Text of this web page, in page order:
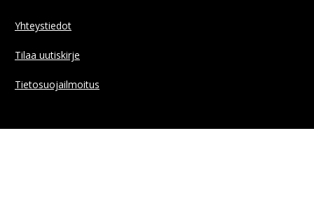
Yhteystiedot
Tilaa uutiskirje
Tietosuojailmoitus